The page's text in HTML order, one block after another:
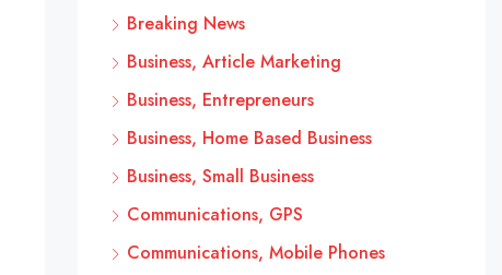
Breaking News
Business, Article Marketing
Business, Entrepreneurs
Business, Home Based Business
Business, Small Business
Communications, GPS
Communications, Mobile Phones